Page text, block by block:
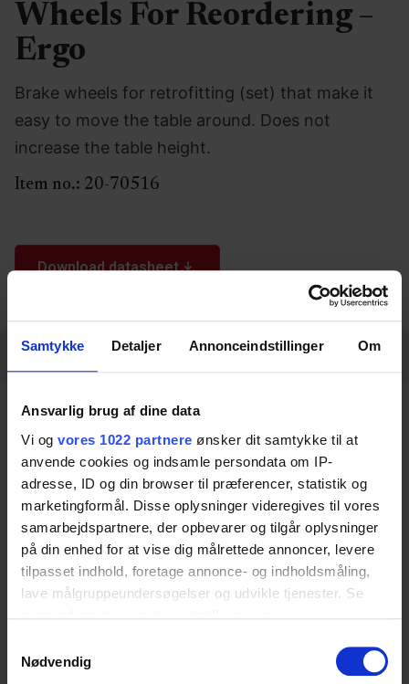
Samtykke Detaljer Annonceindstillinger Om
Ansvarlig brug af dine data
Vi og vores 1022 partnere ønsker dit samtykke til at
anvende cookies og indsamle persondata om IP-
adresse, ID og din browser til præferencer, statistik og
marketingformål. Disse oplysninger videregives til vores
samarbejdspartnere, der opbevarer og tilgår oplysninger
på din enhed for at vise dig målrettede annoncer, levere
tilpasset indhold, foretage annonce- og indholdsmåling,
lave målgruppeundersøgelser og udvikle tjenester. Se
tilbage eller ændre indstillinger fra vores
"Cookiedeklaration", eller ved at trykke på "Privacy
Nødvendig
Wheels For Reordering –
Ergo
Brake wheels for retrofitting (set) that make it
easy to move the table around. Does not
increase the table height.
Item no.: 20-70516
Download datasheet
Description Specifications Downloads
Description
This wheel set is designed for retrofitting an
existing Ropox Ergo Table, making it easy to add
mobility to a table that was originally delivered
without wheels. The wheels are equipped with
effective brakes, ensuring that the table can be
moved smoothly when needed and locked safely
in place during use. When installing the wheels
on an existing table, they offer an excellent